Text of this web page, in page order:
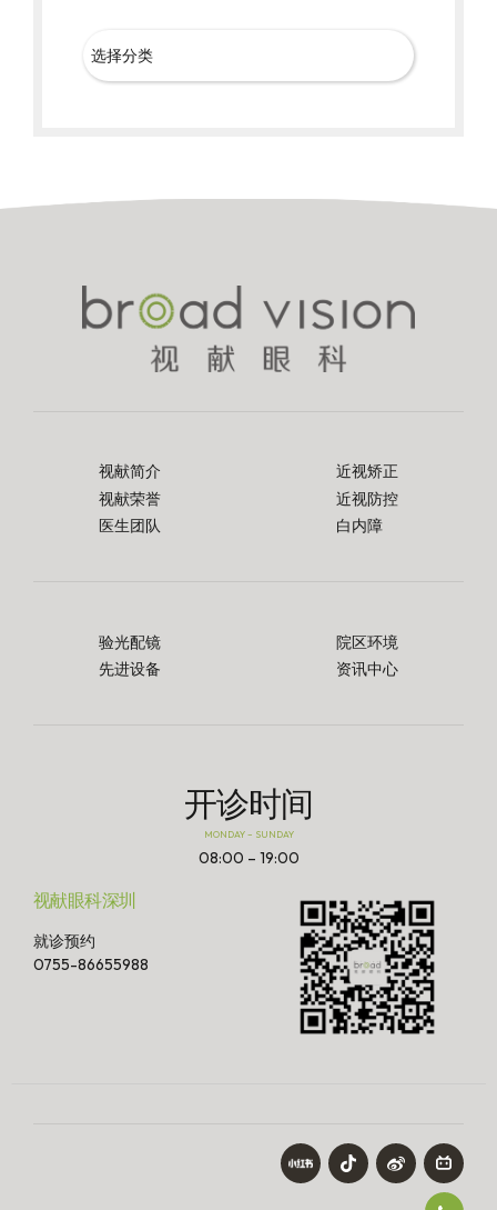
视献简介
视献荣誉
医生团队
近视矫正
近视防控
白内障
验光配镜
先进设备
院区环境
资讯中心
开诊时间
MONDAY – SUNDAY
08:00 – 19:00
视献眼科深圳
就诊预约
0755-86655988